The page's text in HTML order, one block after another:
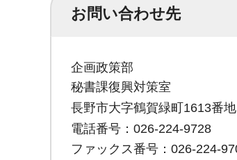
お問い合わせ先
企画政策部
秘書課復興対策室
長野市大字鶴賀緑町1613番
電話番号：026-224-9728
ファックス番号：026-224-